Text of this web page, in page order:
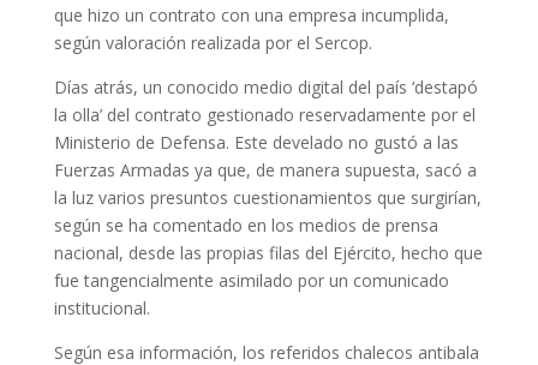
que hizo un contrato con una empresa incumplida,
según valoración realizada por el Sercop.
Días atrás, un conocido medio digital del país ‘destapó
la olla’ del contrato gestionado reservadamente por el
Ministerio de Defensa. Este develado no gustó a las
Fuerzas Armadas ya que, de manera supuesta, sacó a
la luz varios presuntos cuestionamientos que surgirían,
según se ha comentado en los medios de prensa
nacional, desde las propias filas del Ejército, hecho que
fue tangencialmente asimilado por un comunicado
institucional.
Según esa información, los referidos chalecos antibala